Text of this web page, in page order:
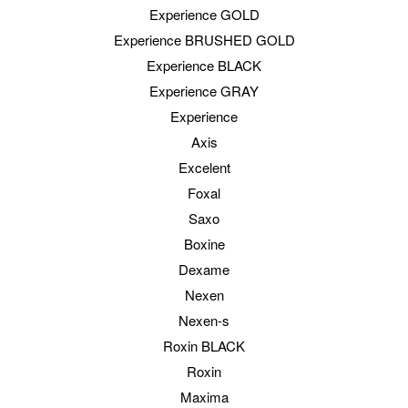
Experience GOLD
Experience BRUSHED GOLD
Experience BLACK
Experience GRAY
Experience
Axis
Excelent
Foxal
Saxo
Boxine
Dexame
Nexen
Nexen-s
Roxin BLACK
Roxin
Maxima